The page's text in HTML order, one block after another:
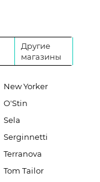
Другие
магазины
New Yorker
O'Stin
Sela
Serginnetti
Terranova
Tom Tailor